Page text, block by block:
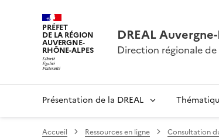
PRÉFET
DE LA RÉGION
AUVERGNE-
RHÔNE-ALPES
DREAL
Direction régionale
Présentation de la DREAL
Accueil Ressources en ligne Consultation